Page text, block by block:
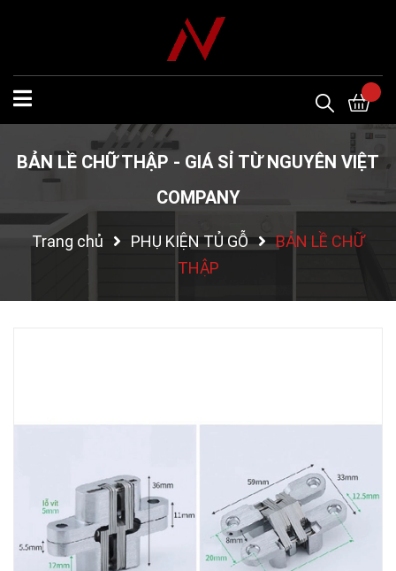
BẢN LỀ CHỮ THẬP - GIÁ SỈ TỪ NGUYÊN VIỆT
COMPANY
Trang chủ PHỤ KIỆN TỦ GỖ
BẢN LỀ CHỮ
THẬP